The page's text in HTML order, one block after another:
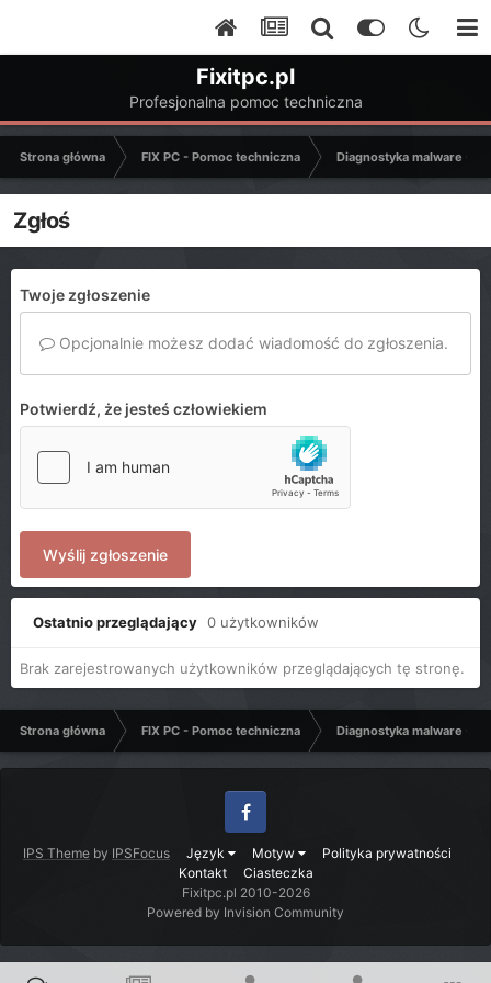
Fixitpc.pl
Profesjonalna pomoc techniczna
Strona główna FIX PC - Pomoc techniczna Diagnostyka malware -
Zgłoś
Twoje zgłoszenie
Opcjonalnie możesz dodać wiadomość do zgłoszenia.
Potwierdź, że jesteś człowiekiem
Wyślij zgłoszenie
Ostatnio przeglądający 0 użytkowników
Brak zarejestrowanych użytkowników przeglądających tę stronę.
Strona główna FIX PC - Pomoc techniczna Diagnostyka malware -
IPS Theme by IPSFocus Język Motyw
Polityka prywatności
Kontakt
Ciasteczka
Facebook
Fixitpc.pl 2010-2026
Powered by Invision Community